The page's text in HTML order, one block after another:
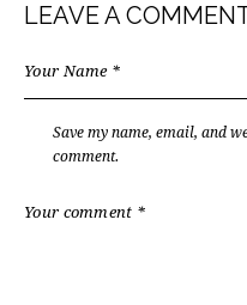
LEAVE A
Save my name, email, and
comment.